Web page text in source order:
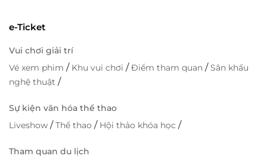
e-Ticket
Vui chơi giải trí
Vé xem phim / Khu vui chơi /Điểm tham quan /Sân khấu
nghệ thuật /
Sự kiện văn hóa thể thao
Liveshow /Thể thao / Hội thảo khóa học /
Tham quan du lịch